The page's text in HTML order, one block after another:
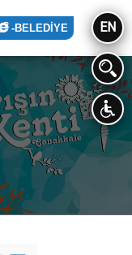
-BELEDİYE EN